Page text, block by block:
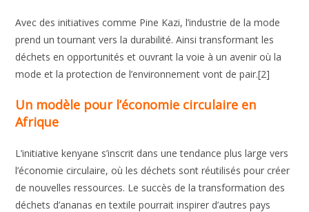
Avec des initiatives comme Pine Kazi, l’industrie de la mode
prend un tournant vers la durabilité. Ainsi transformant les
déchets en opportunités et ouvrant la voie à un avenir où la
mode et la protection de l’environnement vont de pair.[2]
Un modèle pour l’économie circulaire en
Afrique
L’initiative kenyane s’inscrit dans une tendance plus large vers
l’économie circulaire, où les déchets sont réutilisés pour créer
de nouvelles ressources. Le succès de la transformation des
déchets d’ananas en textile pourrait inspirer d’autres pays